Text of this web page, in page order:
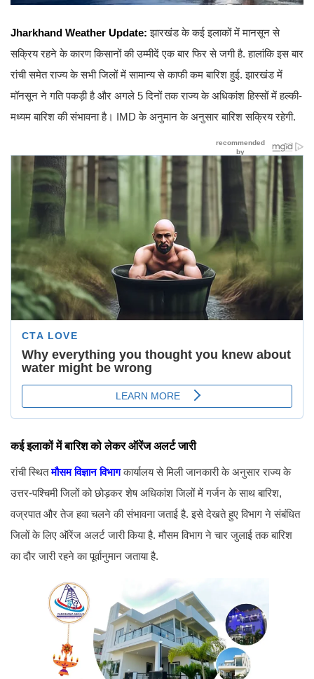
Jharkhand Weather Update: झारखंड के कई इलाकों में मानसून से
सक्रिय रहने के कारण किसानों की उम्मीदें एक बार फिर से जगी है. हालांकि इस बार
रांची समेत राज्य के सभी जिलों में सामान्य से काफी कम बारिश हुई. झारखंड में
मॉनसून ने गति पकड़ी है और अगले 5 दिनों तक राज्य के अधिकांश हिस्सों में हल्की-
मध्यम बारिश की संभावना है। IMD के अनुमान के अनुसार बारिश सक्रिय रहेगी.
कई इलाकों में बारिश को लेकर ऑरेंज अलर्ट जारी
रांची स्थितमौसम विज्ञान विभागकार्यालय से मिली जानकारी के अनुसार राज्य के
उत्तर-पश्चिमी जिलों को छोड़कर शेष अधिकांश जिलों में गर्जन के साथ बारिश,
वज्रपात और तेज हवा चलने की संभावना जताई है. इसे देखते हुए विभाग ने संबंधित
जिलों के लिए ऑरेंज अलर्ट जारी किया है. मौसम विभाग ने चार जुलाई तक बारिश
का दौर जारी रहने का पूर्वानुमान जताया है.